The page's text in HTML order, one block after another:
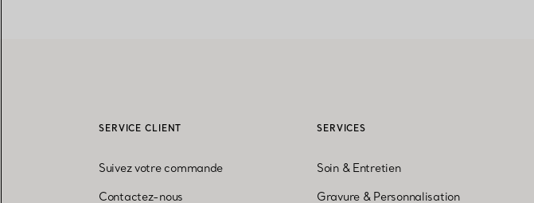
SERVICE CLIENT
Suivez votre commande
Contactez-nous
SERVICES
Soin & Entretien
Gravure & Personnalisation